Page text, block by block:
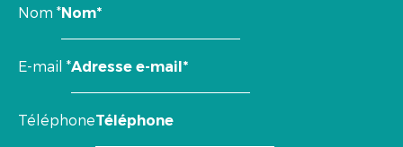
Nom *
E-mail *
Téléphone